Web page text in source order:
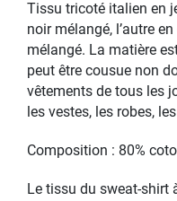
Tissu tricoté italien en
noir mélangé, l’autre
mélangé. La matière
peut être cousue non
vêtements de tous les
les vestes, les robes,
Composition : 80%
Le tissu du sweat-shirt